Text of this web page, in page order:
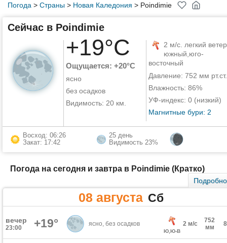
Погода > Страны> Новая Каледония > Poindimie
Сейчас в Poindimie
+19°C
Ощущается: +20°C
ясно
без осадков
Видимость: 20 км.
2 м/с. легкий
южный,юго-
восточный
Давление: 752 мм рт.ст.
Влажность: 86%
УФ-индекс: 0 (низкий)
Магнитные бури: 2
Восход: 06:26
Закат: 17:42
25 день
Видимость 23%
Погода на сегодня и завтра в Poindimie (Кратко)
Подробно
08 августа Сб
вечер
23:00 +19° ясно, без осадков
Ю,Ю-В
2 м/с
752
мм